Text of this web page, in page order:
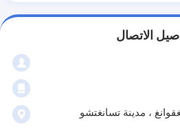
الاتصال
، مدينة تسانغتشو